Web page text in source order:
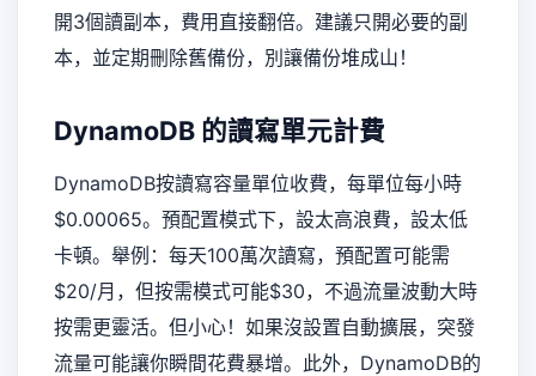
開3個讀副本，費用直接翻倍。建議只開必要的副
本，並定期刪除舊備份，別讓備份堆成山！
DynamoDB 的讀寫單元計費
DynamoDB按讀寫容量單位收費，每單位每小時
$0.00065。預配置模式下，設太高浪費，設太低
卡頓。舉例：每天100萬次讀寫，預配置可能需
$20/月，但按需模式可能$30，不過流量波動大時
按需更靈活。但小心！如果沒設置自動擴展，突發
流量可能讓你瞬間花費暴增。此外，DynamoDB的